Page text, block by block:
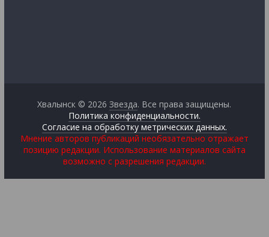
Хвалынск © 2026Звезда. Все права защищены.
Политика конфиденциальности.
Согласие на обработку метрических данных.
Мнение авторов публикаций необязательно отражает
позицию редакции. Использование материалов сайта
возможно с разрешения редакции.